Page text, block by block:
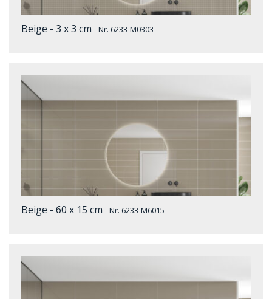
Beige - 3 x 3 cm - Nr. 6233-M0303
Beige - 60 x 15 cm - Nr. 6233-M6015